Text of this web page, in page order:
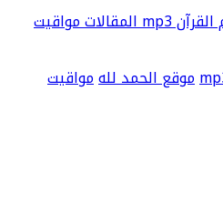
القرآن mp3 المقالاتمواقيت
موقع الحمد للهمواقيت